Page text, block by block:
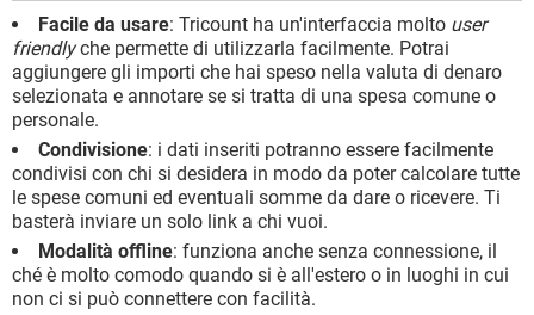
Facile da usare: Tricount ha un'interfaccia molto user
friendlyche permette di utilizzarla facilmente. Potrai
aggiungere gli importi che hai speso nella valuta di denaro
selezionata e annotare se si tratta di una spesa comune o
personale.
Condivisione: i dati inseriti potranno essere facilmente
condivisi con chi si desidera in modo da poter calcolare tutte
le spese comuni ed eventuali somme da dare o ricevere. Ti
basterà inviare un solo link a chi vuoi.
Modalità offline: funziona anche senza connessione, il
ché è molto comodo quando si è all'estero o in luoghi in cui
non ci si può connettere con facilità.